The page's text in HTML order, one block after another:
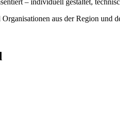
aus der Region und